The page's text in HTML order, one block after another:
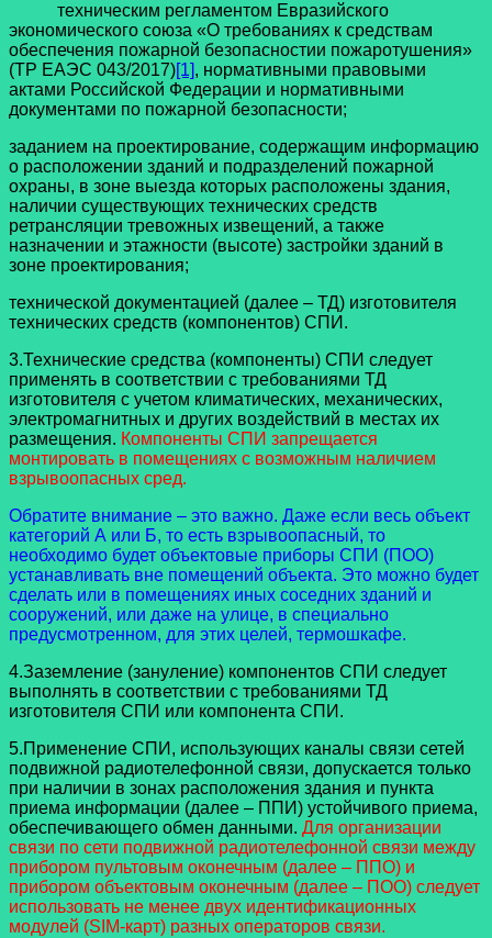
техническим регламентом Евразийского
экономического союза «О требованиях к средствам
обеспечения пожарной безопасностии пожаротушения»
(ТР ЕАЭС 043/2017)[1], нормативными правовыми
актами Российской Федерации и нормативными
документами по пожарной безопасности;
заданием на проектирование, содержащим информацию
о расположении зданий и подразделений пожарной
охраны, в зоне выезда которых расположены здания,
наличии существующих технических средств
ретрансляции тревожных извещений, а также
назначении и этажности (высоте) застройки зданий в
зоне проектирования;
технической документацией (далее – ТД) изготовителя
технических средств (компонентов) СПИ.
3.Технические средства (компоненты) СПИ следует
применять в соответствии с требованиями ТД
изготовителя с учетом климатических, механических,
электромагнитных и других воздействий в местах их
размещения. Компоненты СПИ запрещается
монтировать в помещениях с возможным наличием
взрывоопасных сред.
Обратите внимание – это важно. Даже если весь объект
категорий А или Б, то есть взрывоопасный, то
необходимо будет объектовые приборы СПИ (ПОО)
устанавливать вне помещений объекта. Это можно будет
сделать или в помещениях иных соседних зданий и
сооружений, или даже на улице, в специально
предусмотренном, для этих целей, термошкафе.
4.Заземление (зануление) компонентов СПИ следует
выполнять в соответствии с требованиями ТД
изготовителя СПИ или компонента СПИ.
5.Применение СПИ, использующих каналы связи сетей
подвижной радиотелефонной связи, допускается только
при наличии в зонах расположения здания и пункта
приема информации (далее – ППИ) устойчивого приема,
обеспечивающего обмен данными. Для организации
связи по сети подвижной радиотелефонной связи между
прибором пультовым оконечным (далее – ППО) и
прибором объектовым оконечным (далее – ПОО) следует
использовать не менее двух идентификационных
модулей (SIM-карт) разных операторов связи.